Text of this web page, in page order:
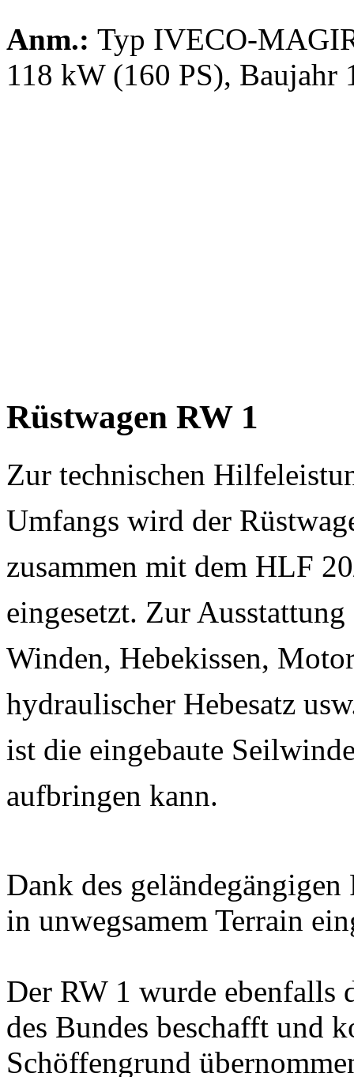
Anm.: Typ IVECO-
118 kW (160 PS), Baujahr
Rüstwagen RW 1
Zur technischen
Umfangs wird der
zusammen mit dem HLF
eingesetzt. Zur Ausstattung
Winden, Hebekissen,
hydraulischer Hebesatz
ist die eingebaute
aufbringen kann.
Dank des
in unwegsamem Terrain
Der RW 1 wurde ebenfalls
des Bundes beschafft und
Schöffengrund